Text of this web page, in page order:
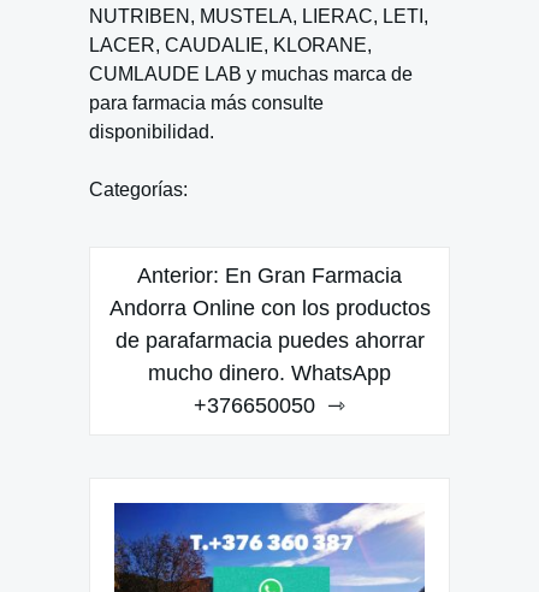
NUTRIBEN, MUSTELA, LIERAC, LETI,
LACER, CAUDALIE, KLORANE,
CUMLAUDE LAB y muchas marca de
para farmacia más consulte
disponibilidad.
Categorías:
Navegación
de
entradas
Anterior: En Gran Farmacia
Andorra Online con los productos
de parafarmacia puedes ahorrar
mucho dinero. WhatsApp
+376650050